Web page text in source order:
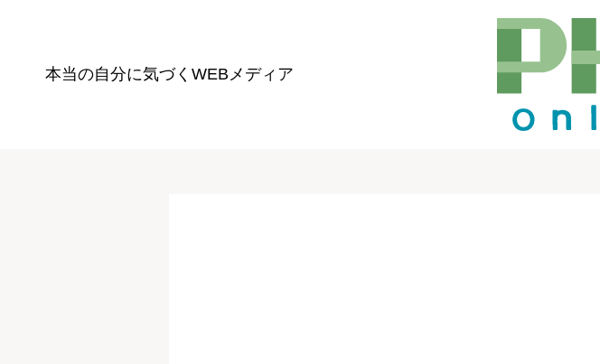
本当の自分に気づく WEBメディア